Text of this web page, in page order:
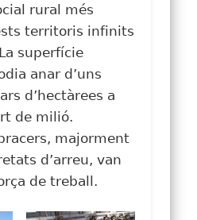
rural més
territoris infinits
superfície
anar d’uns
d’hectàrees a
de milió.
majorment
d’arreu, van
de treball.